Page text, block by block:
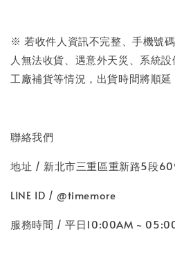
※ 若收件人資訊不完整、手機號
人無法收貨、遇意外天災、系統
工廠補貨等情況，出貨時間將順延
聯絡我們
地址 / 新北市三重區重新路5段
LINE ID / @timemore
服務時間 / 平日10:00AM ~